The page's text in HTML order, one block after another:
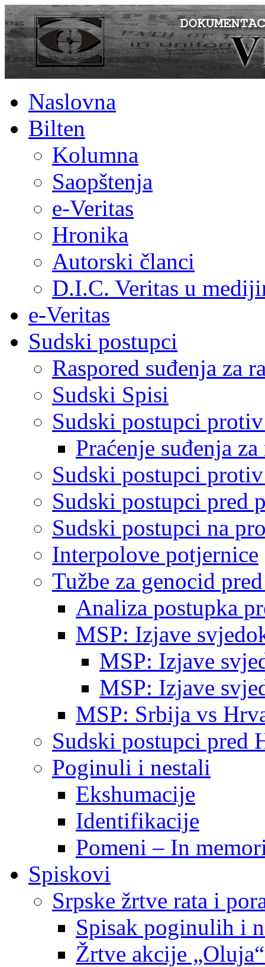
Naslovna
Bilten
Kolumna
Saopštenja
e-Veritas
Hronika
Autorski članci
D.I.C. Veritas u
e-Veritas
Sudski postupci
Raspored suđenja za
Sudski Spisi
Sudski postupci
Praćenje suđenja
Sudski postupci
Sudski postupci pred
Sudski postupci na
Interpolove potjernice
Tužbe za genocid
Analiza postupka
MSP: Izjave
MSP: Izjave
MSP: Izjave
MSP: Srbija vs
Sudski postupci pred
Poginuli i nestali
Ekshumacije
Identifikacije
Pomeni – In
Spiskovi
Srpske žrtve rata i
Spisak poginulih i
Žrtve akcije